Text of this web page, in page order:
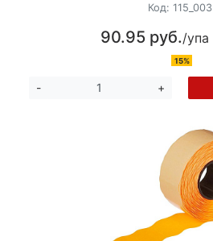
Код: 115_003
90.95 руб./упа
15%
- +